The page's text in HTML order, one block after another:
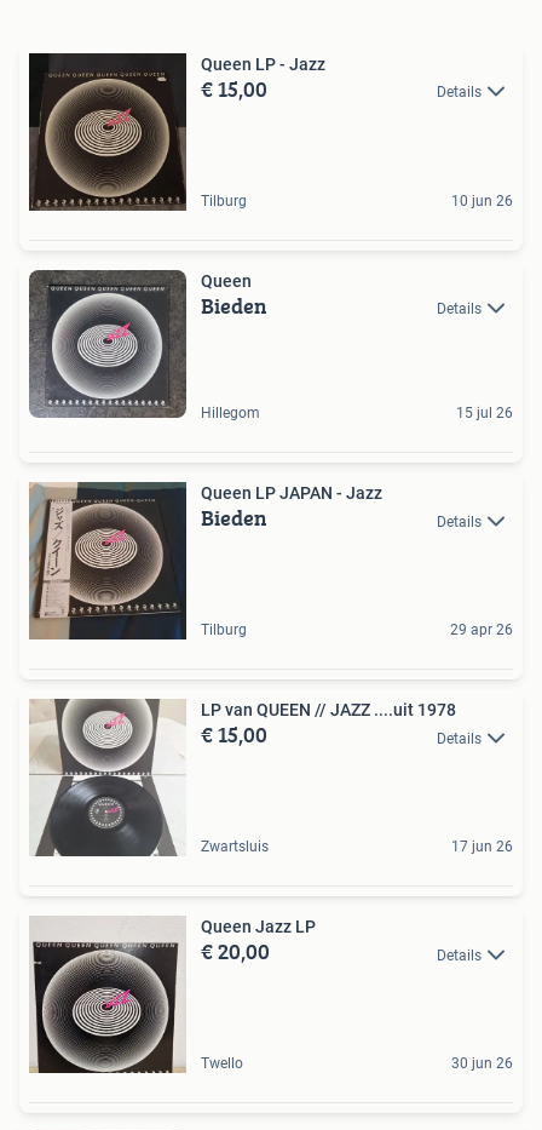
Queen LP - Jazz
€ 15,00 Details
Tilburg 10 jun 26
Queen
Bieden Details
Hillegom 15 jul 26
Queen LP JAPAN - Jazz
Bieden Details
Tilburg 29 apr 26
LP van QUEEN // JAZZ ....uit 1978
€ 15,00 Details
Zwartsluis 17 jun 26
Queen Jazz LP
€ 20,00 Details
Twello 30 jun 26